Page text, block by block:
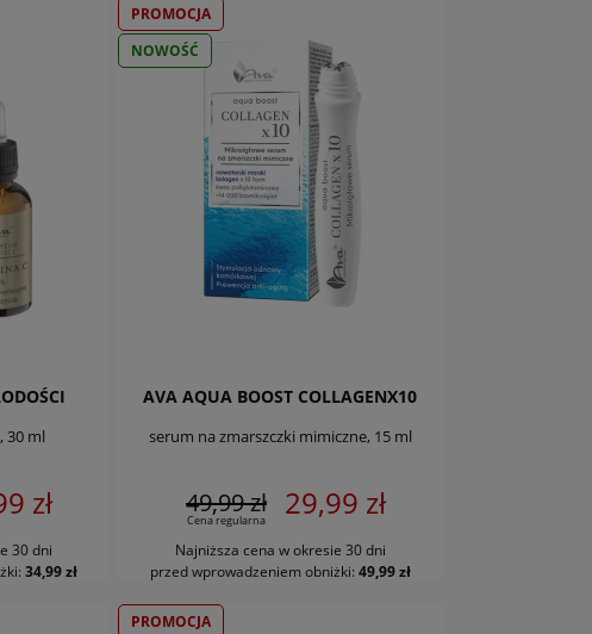
30 ml
zł
30 dni
34,99 zł
AVA AQUA BOOST COLLAGENX10
serum na zmarszczki mimiczne, 15 ml
49,99 zł
Cena regularna 29,99 zł
Najniższa cena w okresie 30 dni
przed wprowadzeniem obniżki: 49,99 zł
DO KOSZYKA
PROMOCJA
NOWOŚĆ
PROMOCJA